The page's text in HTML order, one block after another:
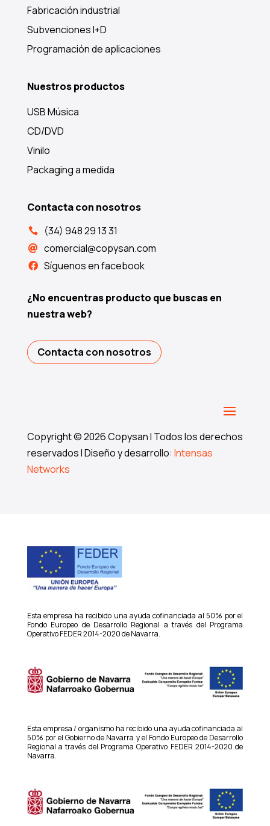
Fabricación industrial
Subvenciones I+D
Programación de aplicaciones
Nuestros productos
USB Música
CD/DVD
Vinilo
Packaging a medida
Contacta con nosotros
 (34) 948 29 13 31
 comercial@copysan.com
 Síguenos en facebook
¿No encuentras producto que buscas en
nuestra web?
Contacta con nosotros
Copyright © 2026 Copysan I Todos los derechos
reservados I Diseño y desarrollo: Intensas
Networks
Esta empresa ha recibido una ayuda cofinanciada al 50% por el
Fondo Europeo de Desarrollo Regional a través del Programa
Operativo FEDER 2014-2020 de Navarra.
Esta empresa / organismo ha recibido una ayuda cofinanciada al
50% por el Gobierno de Navarra y el Fondo Europeo de Desarrollo
Regional a través del Programa Operativo FEDER 2014-2020 de
Navarra.